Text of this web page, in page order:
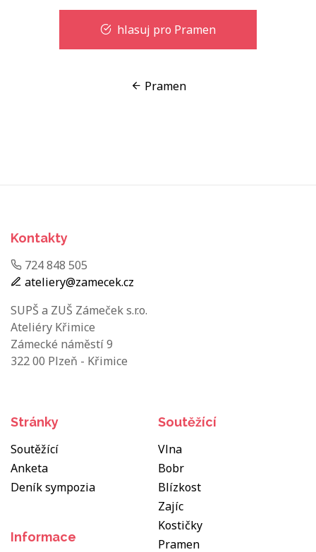
hlasuj pro Pramen
Pramen
Kontakty
724 848 505
ateliery@zamecek.cz
SUPŠ a ZUŠ Zámeček s.r.o.
Ateliéry Křimice
Zámecké náměstí 9
322 00 Plzeň - Křimice
Stránky
Soutěžící
Anketa
Deník sympozia
Informace
Soutěžící
Vlna
Bobr
Blízkost
Zajíc
Kostičky
Pramen